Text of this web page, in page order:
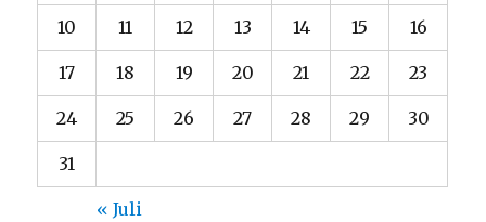
10 11 12 13 14 15 16
17 18 19 20 21 22 23
24 25 26 27 28 29 30
31
« Juli